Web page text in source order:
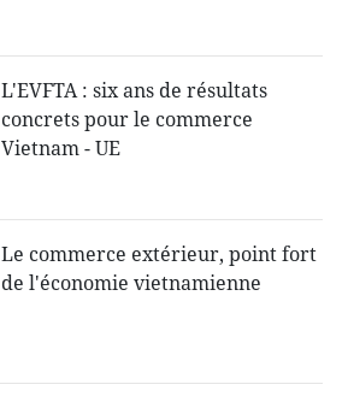
L'EVFTA : six ans de résultats
concrets pour le commerce
Vietnam - UE
Le commerce extérieur, point fort
de l'économie vietnamienne